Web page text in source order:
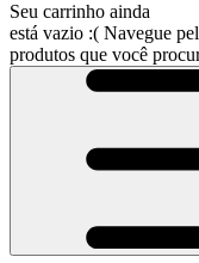
Seu carrinho ainda
está vazio :( Navegue
produtos que você